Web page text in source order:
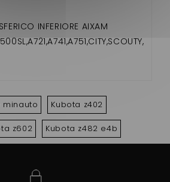
INFERIORE AIXAM
minauto Kubota z402
z602 Kubota z482 e4b